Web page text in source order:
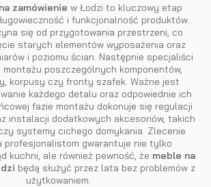
zamówienie w Łodzi to kluczowy etap
i funkcjonalność produktów.
się od przygotowania przestrzeni, co
starych elementów wyposażenia oraz
i poziomu ścian. Następnie specjaliści
poszczególnych komponentów,
korpusy czy fronty szafek. Ważne jest
każdego detalu oraz odpowiednie ich
fazie montażu dokonuje się regulacji
instalacji dodatkowych akcesoriów, takich
systemy cichego domykania. Zlecenie
profesjonalistom gwarantuje nie tylko
kuchni, ale również pewność, że meble na
będą służyć przez lata bez problemów z
użytkowaniem.